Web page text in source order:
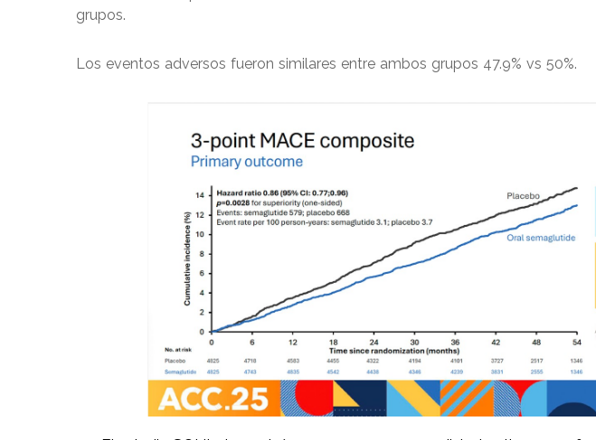
grupos.
Los eventos adversos fueron similares entre ambos grupos 47.9% vs 50%.